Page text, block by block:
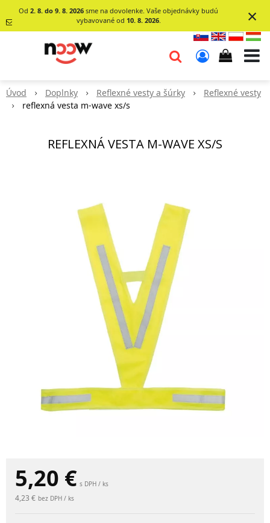
Od2. 8. do 9. 8. 2026 sme na dovolenke. Vaše objednávky budú
vybavované od 10. 8. 2026. ×
0903620260
Úvod Doplnky Reflexné vesty a šúrky
Reflexné vesty
reflexná vesta m-wave xs/s
REFLEXNÁ VESTA M-WAVE XS/S
5,20 € s DPH / ks
4,23 € bez DPH / ks